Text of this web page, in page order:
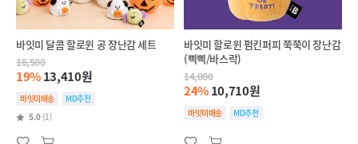
바잇미 달콤 할로윈 공 장난감 세트
16,500
19%13,410원
바잇미배송
MD추천
5.0 (1)
바잇미 할로윈 펌킨퍼피 쭉쭉이 장난감
(삑삑/바스락)
14,000
24%10,710원
바잇미배송 MD추천